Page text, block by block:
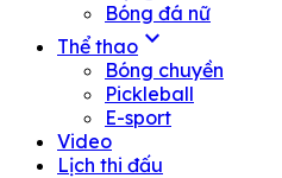
Bóng đá nữ
Thể thao expand_more
Bóng chuyền
Pickleball
E-sport
Video
Lịch thi đấu